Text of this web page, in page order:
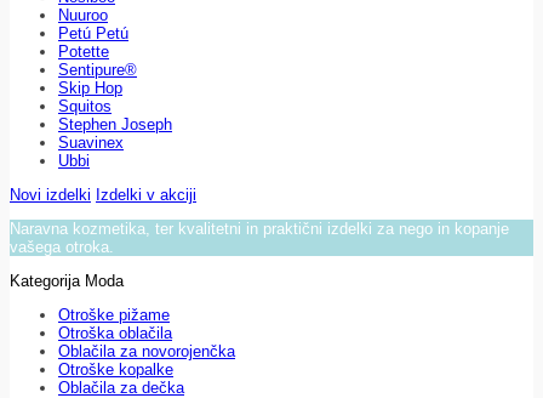
Nuuroo
Petú Petú
Potette
Sentipure®
Skip Hop
Squitos
Stephen Joseph
Suavinex
Ubbi
Novi izdelki Izdelki v akciji
Naravna kozmetika, ter kvalitetni in praktični izdelki za nego in kopanje
vašega otroka.
Kategorija Moda
Otroške pižame
Otroška oblačila
Oblačila za novorojenčka
Otroške kopalke
Oblačila za dečka